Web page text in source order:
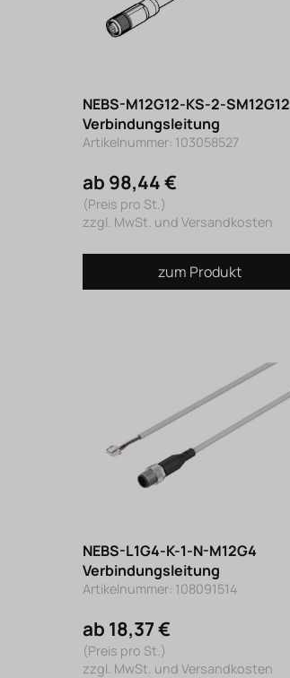
NEBS-M12G12-KS-2-SM12G12
Verbindungsleitung
Artikelnummer: 103058527
ab 98,44 €
(Preis pro St.)
zzgl. MwSt. und Versandkosten
zum Produkt
NEBS-L1G4-K-1-N-M12G4
Verbindungsleitung
Artikelnummer: 108091514
ab 18,37 €
(Preis pro St.)
zzgl. MwSt. und Versandkosten